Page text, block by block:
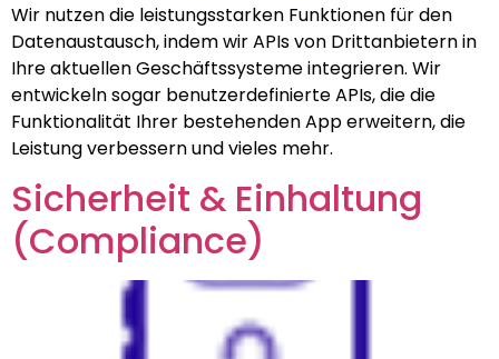
Wir nutzen die leistungsstarken Funktionen für den
Datenaustausch, indem wir APIs von Drittanbietern in
Ihre aktuellen Geschäftssysteme integrieren. Wir
entwickeln sogar benutzerdefinierte APIs, die die
Funktionalität Ihrer bestehenden App erweitern, die
Leistung verbessern und vieles mehr.
Sicherheit & Einhaltung
(Compliance)